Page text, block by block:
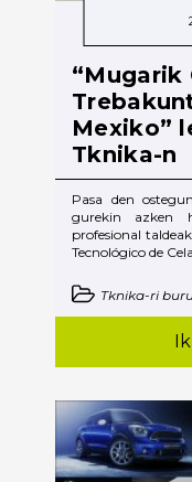
“Mugarik
Mexiko”
Tknika-n
Pasa den
gurekin azken
profesional
Tecnológico de
Tknika-ri